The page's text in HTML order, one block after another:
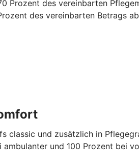
Prozent des vereinbarten
des vereinbarten Betrags
classic und zusätzlich in
und 100 Prozent bei